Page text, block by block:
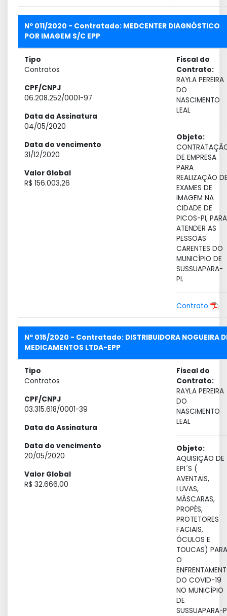
Nº 011/2020 - Contratado: MEDCENTER DIAGNÓSTICO
POR IMAGEM S/C EPP
Tipo
Contratos
CPF/CNPJ
06.208.252/0001-97
Data da Assinatura
04/05/2020
Data do vencimento
31/12/2020
Valor Global
R$ 156.003,26
Fiscal do
Contrato:
RAYLA PEREIRA
DO
NASCIMENTO
LEAL
Objeto:
DE EMPRESA
PARA
REALIZAÇÃO
EXAMES DE
IMAGEM NA
CIDADE DE
PICOS-PI, PARA
ATENDER AS
PESSOAS
CARENTES DO
MUNICÍPIO DE
SUSSUAPARA-
PI.
Contrato
Nº 015/2020 - Contratado: DISTRIBUIDORA NOGUEIRA
MEDICAMENTOS LTDA-EPP
Tipo
Contratos
CPF/CNPJ
03.315.618/0001-39
Data da Assinatura
Data do vencimento
20/05/2020
Valor Global
R$ 32.666,00
Fiscal do
Contrato:
RAYLA PEREIRA
DO
NASCIMENTO
LEAL
Objeto:
AQUISIÇÃO DE
EPI´S (
AVENTAIS,
LUVAS,
MÁSCARAS,
PROPÉS,
PROTETORES
FACIAIS,
ÓCULOS E
TOUCAS) PARA
O
DO COVID-19
NO MUNICÍPIO
DE
SUSSUAPARA-